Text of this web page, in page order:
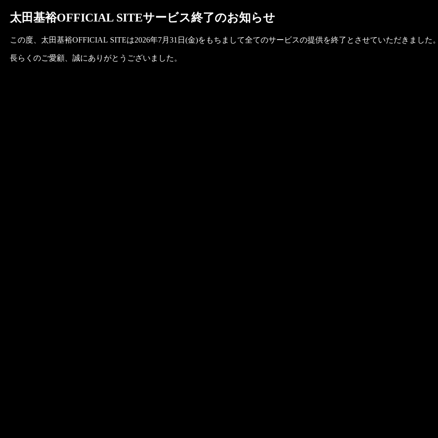
太田基裕OFFICIAL SITEサービス終了のお知らせ
この度、太田基裕OFFICIAL SITEは2026年7月31日(金)をもちまして全てのサービスの提供を終了とさせていただきました
長らくのご愛顧、誠にありがとうございました。